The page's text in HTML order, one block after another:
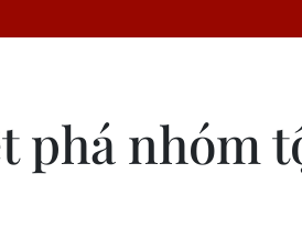
phá nhóm